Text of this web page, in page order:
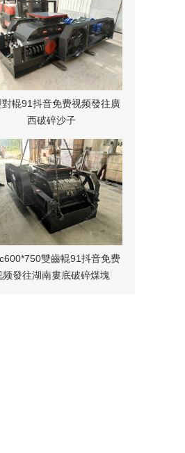
對輥91抖音免费视频發往廣
西破碎沙子
雙齒輥91抖音免费
频發往湖南婁底破碎煤塊